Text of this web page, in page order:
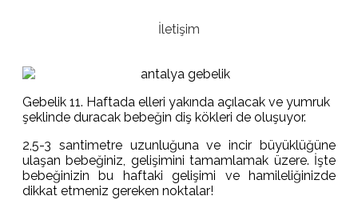
İletişim
Gebelik 11. Haftada elleri yakında açılacak ve yumruk
şeklinde duracak bebeğin diş kökleri de oluşuyor.
2,5-3 santimetre uzunluğuna ve incir büyüklüğüne
ulaşan bebeğiniz, gelişimini tamamlamak üzere. İşte
bebeğinizin bu haftaki gelişimi ve hamileliğinizde
dikkat etmeniz gereken noktalar!